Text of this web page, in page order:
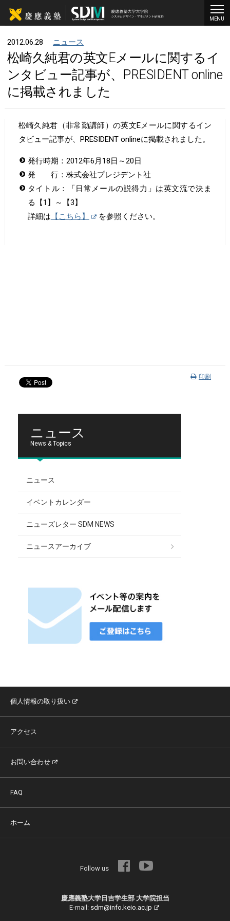
2012.06.28 ニュース
松崎久純君の英文Eメールに関するイ
ンタビュー記事が、PRESIDENT online
に掲載されました
松崎久純君（非常勤講師）の英文Eメールに関するイン
タビュー記事が、PRESIDENT onlineに掲載されました。
発行時期：2012年6月18日～20日
発 行：株式会社プレジデント社
タイトル：「日常メールの説得力」は英文流で決ま
る【1】～【3】
詳細は 【こちら】 を参照ください。
印刷
ニュース
News & Topics
ニュース
イベントカレンダー
ニューズレター SDM NEWS
ニュースアーカイブ
個人情報の取り扱い
アクセス
お問い合わせ
FAQ
ホーム
Follow us
慶應義塾大学日吉学生部 大学院担当
E-mail: sdm@info.keio.ac.jp
MENU